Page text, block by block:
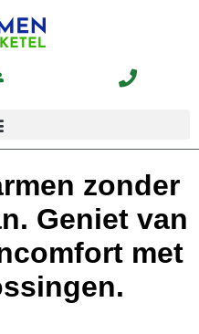
zonder
Geniet van
met